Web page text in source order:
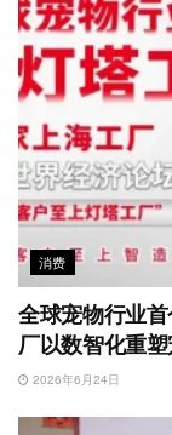
消费
全球宠物行业
厂以数智化重
2026年6月24日